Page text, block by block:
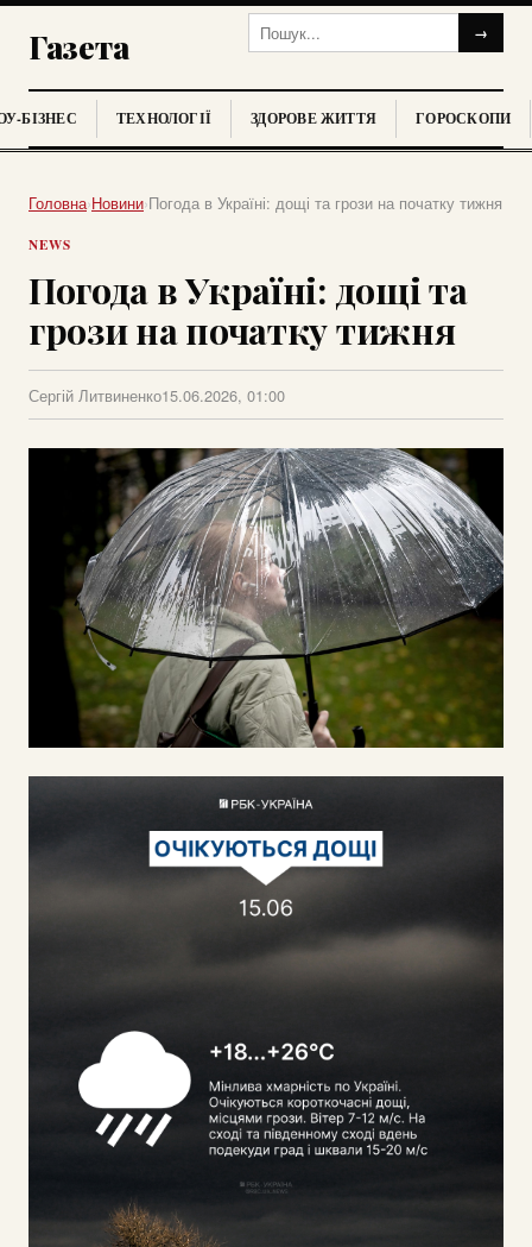
Газета →
БІЗНЕС ТЕХНОЛОГІЇ ЗДОРОВЕ ЖИТТЯ ГОРОСКОПИ
Головна›Новини›Погода в Україні: дощі та грози на початку тижня
NEWS
Погода в Україні: дощі та
грози на початку тижня
Сергій Литвиненко15.06.2026, 01:00